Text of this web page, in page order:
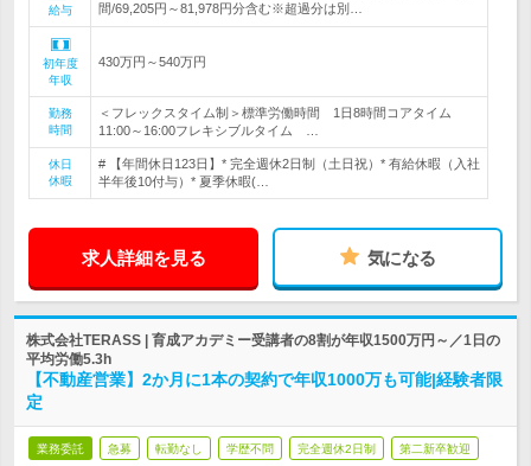
給与
間/69,205円～81,978円分含む※超過分は別…
初年度
年収
430万円～540万円
勤務
時間
＜フレックスタイム制＞標準労働時間 1日8時間コアタイム
11:00～16:00フレキシブルタイム …
休日
休暇
# 【年間休日123日】* 完全週休2日制（土日祝）* 有給休暇（入社
半年後10付与）* 夏季休暇(…
求人詳細を見る 気になる
株式会社TERASS | 育成アカデミー受講者の8割が年収1500万円～／1日の
平均労働5.3h
【不動産営業】2か月に1本の契約で年収1000万も可能|経験者限
定
業務委託 急募 転勤なし 学歴不問 完全週休2日制 第二新卒歓迎